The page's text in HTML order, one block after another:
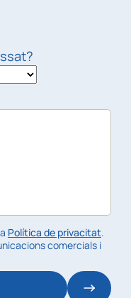
Política de privacitat.
comercials i